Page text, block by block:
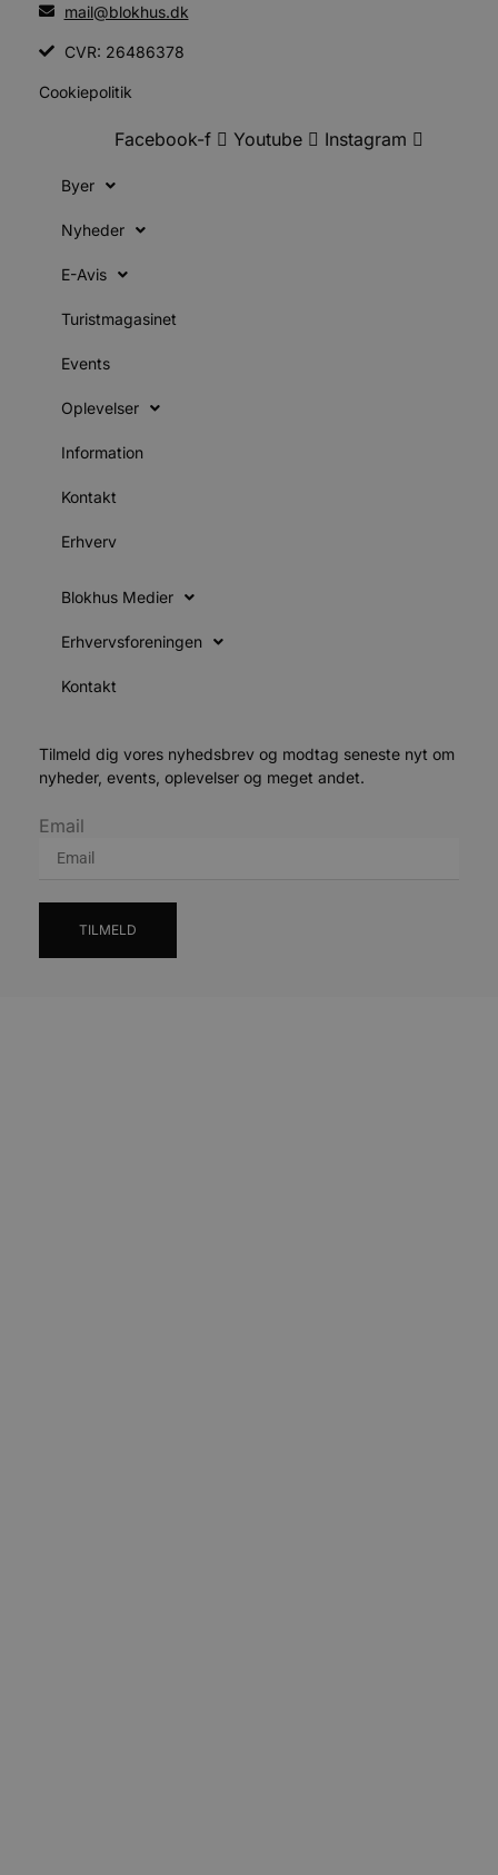
mail@blokhus.dk
CVR: 26486378
Cookiepolitik
Facebook-f Youtube Instagram
Byer
Nyheder
E-Avis
Turistmagasinet
Events
Oplevelser
Information
Kontakt
Erhverv
Blokhus Medier
Erhvervsforeningen
Kontakt
Tilmeld dig vores nyhedsbrev og modtag seneste nyt om
nyheder, events, oplevelser og meget andet.
Email
TILMELD